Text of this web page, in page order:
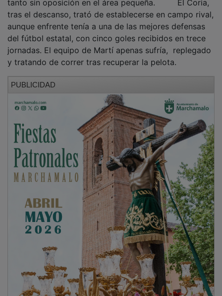
tras el descanso, trató de establecerse en campo rival,
aunque enfrente tenía a una de las mejores defensas
del fútbol estatal, con cinco goles recibidos en trece
jornadas. El equipo de Martí apenas sufría, replegado
y tratando de correr tras recuperar la pelota.